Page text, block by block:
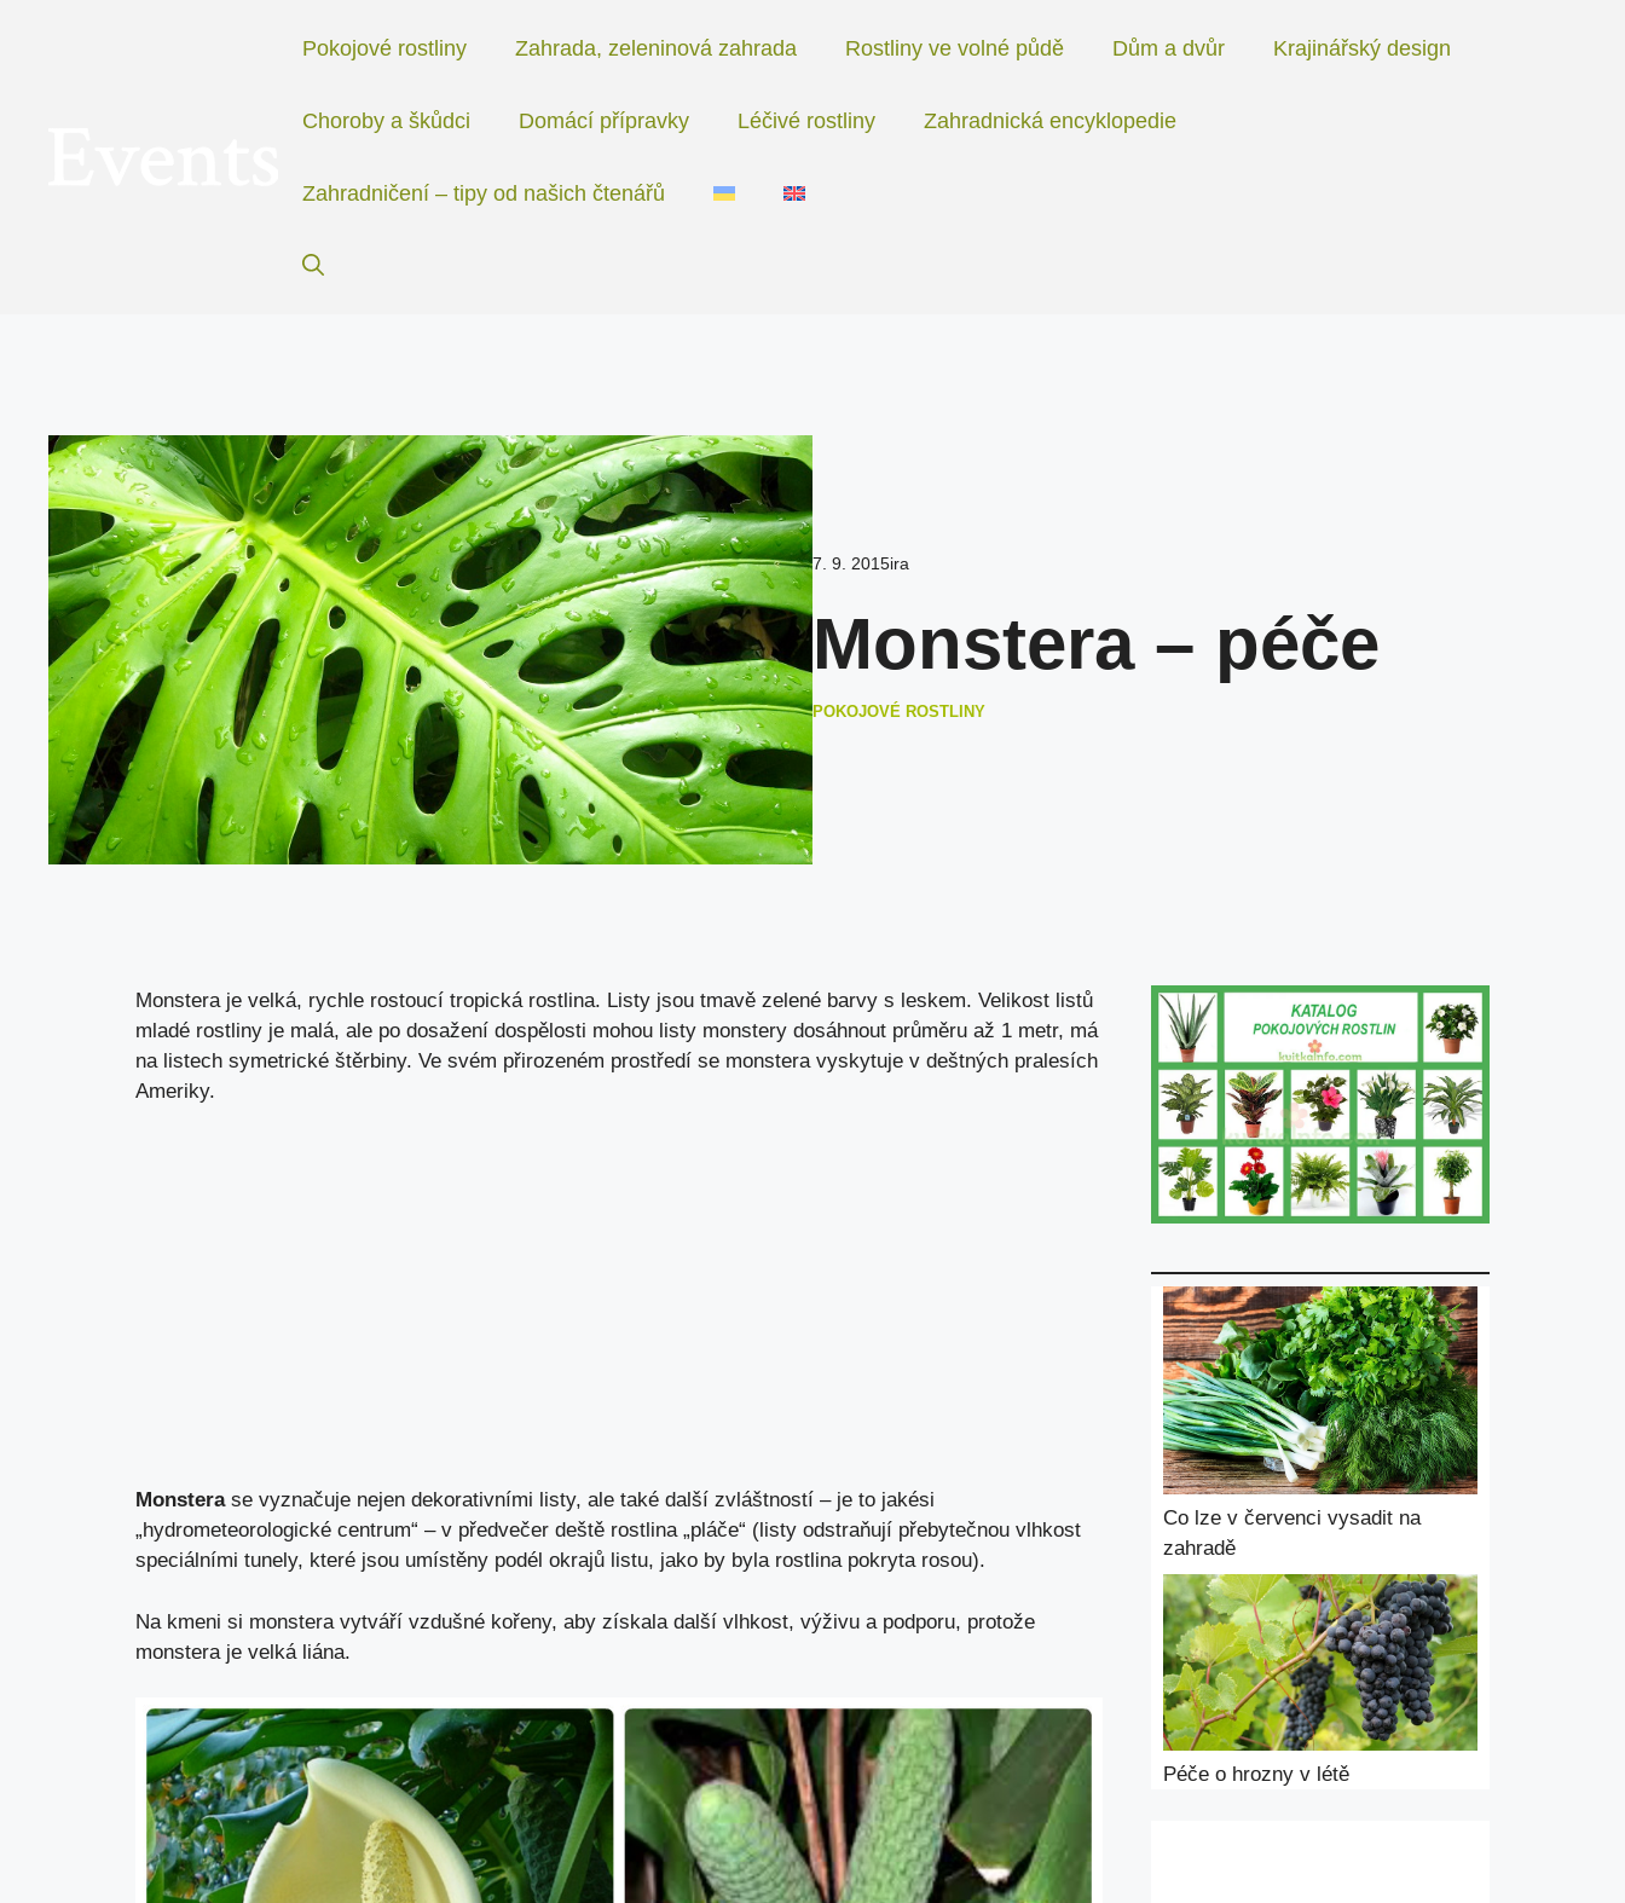
Pokojové rostliny Zahrada, zeleninová zahrada Rostliny ve volné půdě Dům a dvůr Krajinářský design
Choroby a škůdci Domácí přípravky Léčivé rostliny Zahradnická encyklopedie
Zahradničení – tipy od našich čtenářů
7. 9. 2015ira
Monstera – péče
POKOJOVÉ ROSTLINY
Monstera je velká, rychle rostoucí tropická rostlina. Listy jsou tmavě zelené barvy s leskem. Velikost listů
mladé rostliny je malá, ale po dosažení dospělosti mohou listy monstery dosáhnout průměru až 1 metr, má
na listech symetrické štěrbiny. Ve svém přirozeném prostředí se monstera vyskytuje v deštných pralesích
Ameriky.
Monsterase vyznačuje nejen dekorativními listy, ale také další zvláštností – je to jakési
„hydrometeorologické centrum“ – v předvečer deště rostlina „pláče“ (listy odstraňují přebytečnou vlhkost
speciálními tunely, které jsou umístěny podél okrajů listu, jako by byla rostlina pokryta rosou).
Na kmeni si monstera vytváří vzdušné kořeny, aby získala další vlhkost, výživu a podporu, protože
monstera je velká liána.
Co lze v červenci vysadit na
zahradě
Péče o hrozny v létě